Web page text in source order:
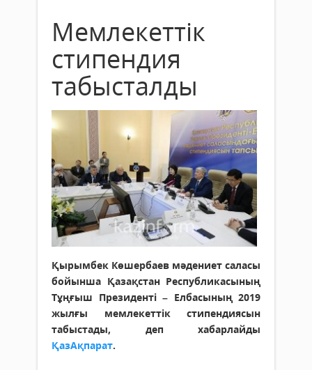
Мемлекеттік
стипендия
табысталды
Қырымбек Көшербаев мәдениет саласы
бойынша Қазақстан Республикасының
Тұңғыш Президенті – Елбасының 2019
жылғы мемлекеттік стипендиясын
табыстады, деп хабарлайды
ҚазАқпарат.